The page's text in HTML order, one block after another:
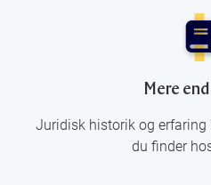
Mere
Juridisk historik og
du finder